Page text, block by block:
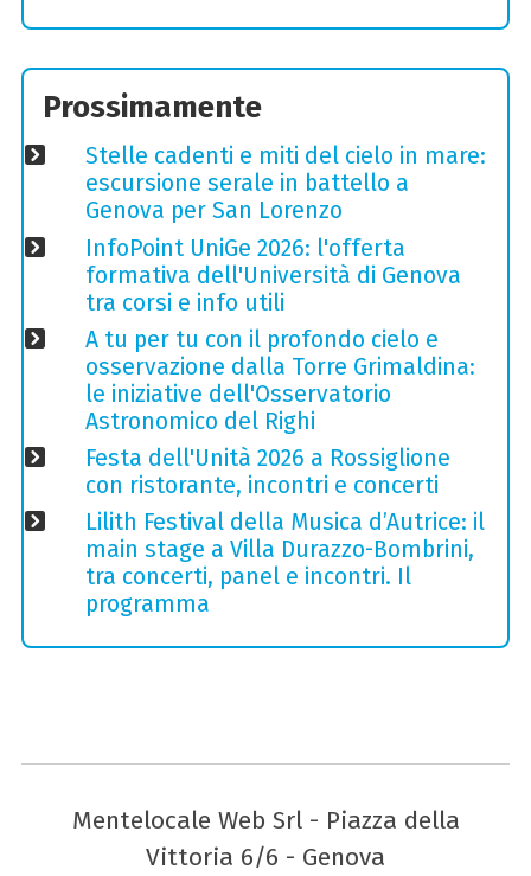
Prossimamente
Stelle cadenti e miti del cielo in mare:
escursione serale in battello a
Genova per San Lorenzo
InfoPoint UniGe 2026: l'offerta
formativa dell'Università di Genova
tra corsi e info utili
A tu per tu con il profondo cielo e
osservazione dalla Torre Grimaldina:
le iniziative dell'Osservatorio
Astronomico del Righi
Festa dell'Unità 2026 a Rossiglione
con ristorante, incontri e concerti
Lilith Festival della Musica d’Autrice: il
main stage a Villa Durazzo-Bombrini,
tra concerti, panel e incontri. Il
programma
Mentelocale Web Srl - Piazza della
Vittoria 6/6 - Genova